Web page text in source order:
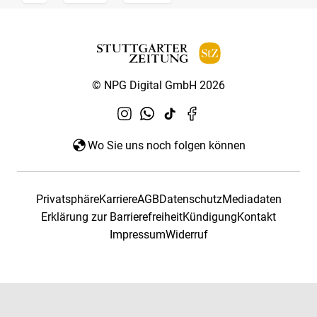
© NPG Digital GmbH 2026
Wo Sie uns noch folgen können
PrivatsphäreKarriereAGBDatenschutzMediadaten
Erklärung zur BarrierefreiheitKündigungKontakt
ImpressumWiderruf